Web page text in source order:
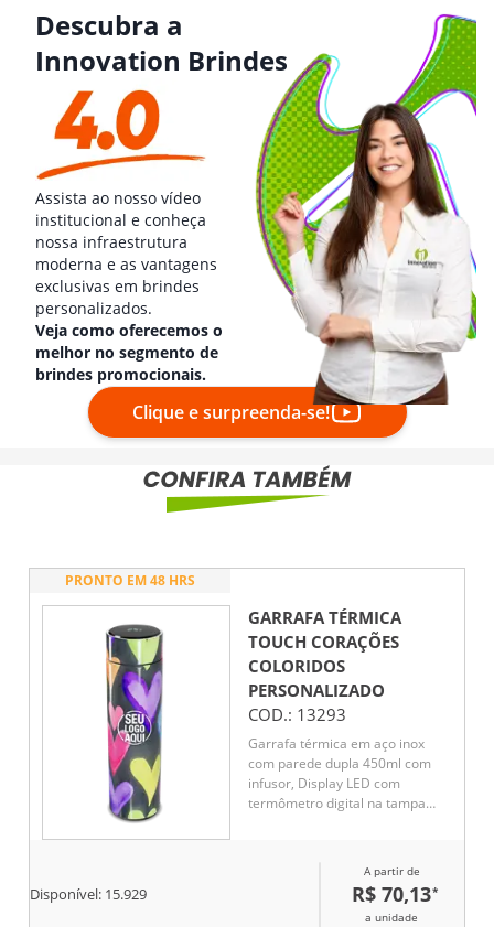
Descubra a
Innovation Brindes
Assista ao nosso vídeo
institucional e conheça
nossa infraestrutura
moderna e as vantagens
exclusivas em brindes
personalizados.
Veja como oferecemos o
melhor no segmento de
brindes promocionais.
Clique e surpreenda-se!
PRONTO EM 48 HRS
GARRAFA TÉRMICA
TOUCH CORAÇÕES
COLORIDOS
PERSONALIZADO
COD.: 13293
Garrafa térmica em aço inox
com parede dupla 450ml com
infusor, Display LED com
termômetro digital na tampa
Disponível: 15.929
A partir de
R$ 70,13*
a unidade